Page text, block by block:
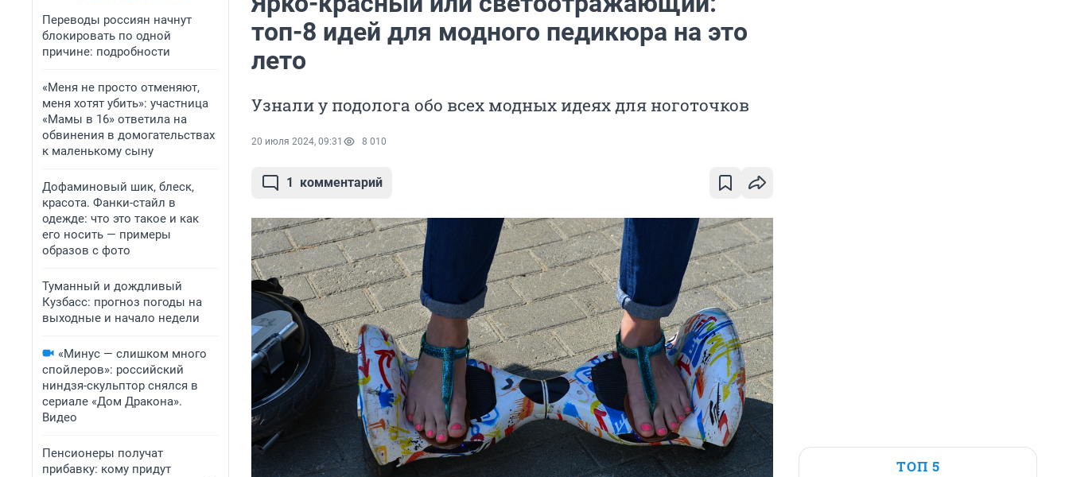
Переводы россиян начнут
блокировать по одной
причине: подробности
«Меня не просто отменяют,
меня хотят убить»: участница
«Мамы в 16» ответила на
обвинения в домогательствах
к маленькому сыну
Дофаминовый шик, блеск,
красота. Фанки-стайл в
одежде: что это такое и как
его носить — примеры
образов с фото
Туманный и дождливый
Кузбасс: прогноз погоды на
выходные и начало недели
«Минус — слишком много
спойлеров»: российский
ниндзя-скульптор снялся в
сериале «Дом Дракона».
Видео
Пенсионеры получат
прибавку: кому придут
топ-8 идей для модного педикюра на это
лето
Узнали у подолога обо всех модных идеях для ноготочков
20 июля 2024, 09:31 8 010
1 комментарий
ТОП 5